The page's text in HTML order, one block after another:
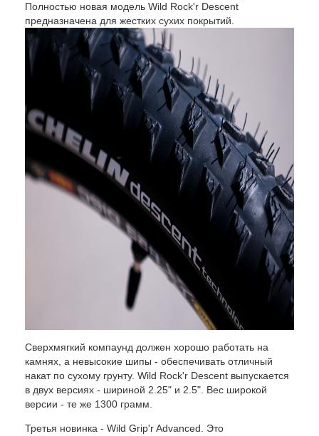
Полностью новая модель Wild Rock'r Descent
предназначена для жестких сухих покрытий.
Сверхмягкий компаунд должен хорошо работать на
камнях, а невысокие шипы - обеспечивать отличный
накат по сухому грунту. Wild Rock'r Descent выпускается
в двух версиях - шириной 2.25" и 2.5". Вес широкой
версии - те же 1300 грамм.
Третья новинка - Wild Grip'r Advanced. Это